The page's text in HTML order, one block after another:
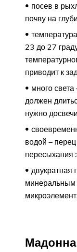
посев в
почву на
23 до 27
приводит к
много
должен
нужно
водой –
пересыхания
двукратная
минеральным